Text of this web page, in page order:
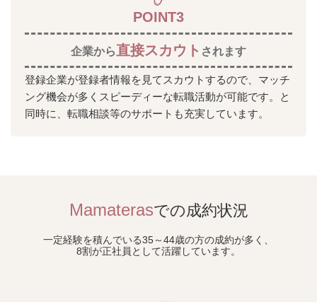
POINT3
企業から直接スカウト されます
登録企業が登録者情報を見てスカウトするので、マッチ
ング機会が多くスピーディーな転職活動が可能です。と
同時に、転職相談等のサポートも充実しています。
Mamaterasでの成約状況
一定経験を積んでいる35～44歳の方の成約が多く、
8割が正社員として活躍しています。